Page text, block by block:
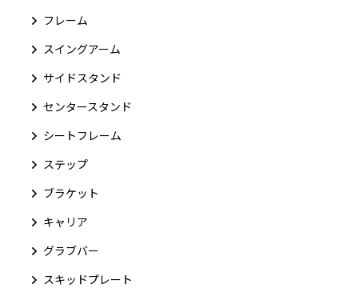
フレーム
スイングアーム
サイドスタンド
センタースタンド
シートフレーム
ステップ
ブラケット
キャリア
グラブバー
スキッドプレート